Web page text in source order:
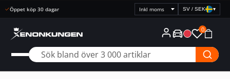
Snabb leverans
Välj
prisvisning
SV / SEK ▾
0